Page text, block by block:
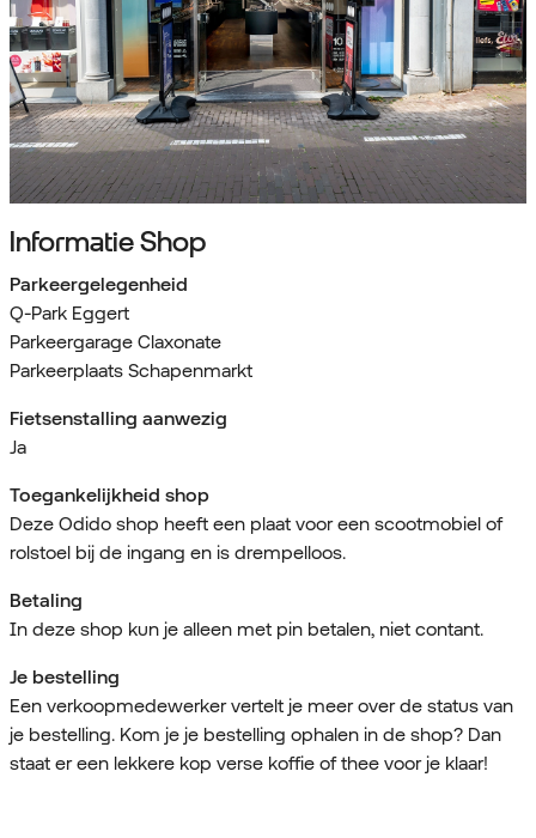
Informatie Shop
Parkeergelegenheid
Q-Park Eggert
Parkeergarage Claxonate
Parkeerplaats Schapenmarkt
Fietsenstalling aanwezig
Ja
Toegankelijkheid shop
Deze Odido shop heeft een plaat voor een scootmobiel of
rolstoel bij de ingang en is drempelloos.
Betaling
In deze shop kun je alleen met pin betalen, niet contant.
Je bestelling
Een verkoopmedewerker vertelt je meer over de status van
je bestelling. Kom je je bestelling ophalen in de shop? Dan
staat er een lekkere kop verse koffie of thee voor je klaar!